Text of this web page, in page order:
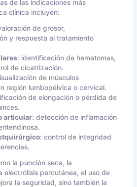
de las indicaciones más
clínica incluyen:
de grosor,
y respuesta al tratamiento
: identificación de hematomas,
de cicatrización.
de músculos
región lumbopélvica o cervical.
de elongación o pérdida de
articular: detección de inflamación
: control de integridad
la punción seca, la
electrólisis percutánea, el uso de
la seguridad, sino también la